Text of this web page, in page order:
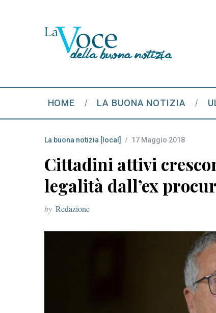
HOME LA BUONA NOTIZIA
La buona notizia [local] 17 Maggio 2018
Cittadini attivi
legalità dall’ex
by Redazione